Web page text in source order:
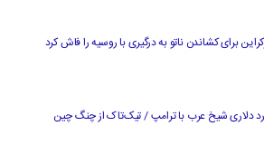
برای کشاندن ناتو به درگیری با روسیه را فاش کرد
۱۴ میلیارد دلاری شیخ عرب با ترامپ / تیک‌تاک از چنگ چین